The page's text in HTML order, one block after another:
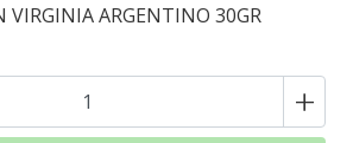
VIRGINIA ARGENTINO 30GR
+